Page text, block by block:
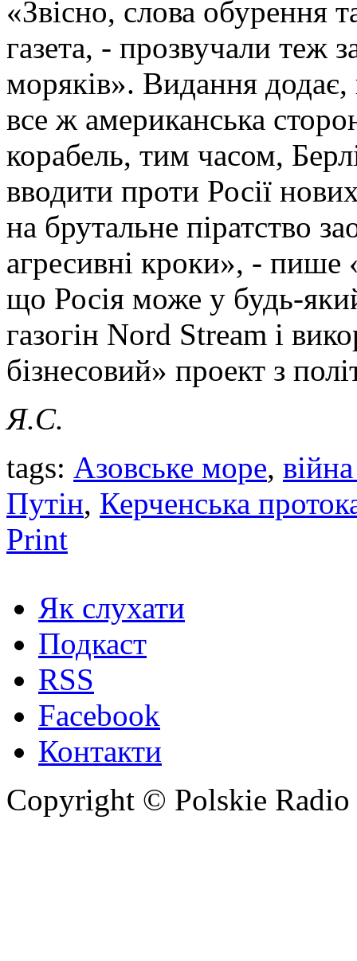
«Звісно, слова обурення
газета, - прозвучали теж
моряків». Видання
все ж американська
корабель, тим часом,
вводити проти Росії
на брутальне піратство
агресивні кроки», - пише
що Росія може у будь-
газогін Nord Stream і
бізнесовий» проект з
Я.С.
tags: Азовське море,
Путін, Керченська
Print
Як слухати
Подкаст
RSS
Facebook
Контакти
Copyright © Polskie